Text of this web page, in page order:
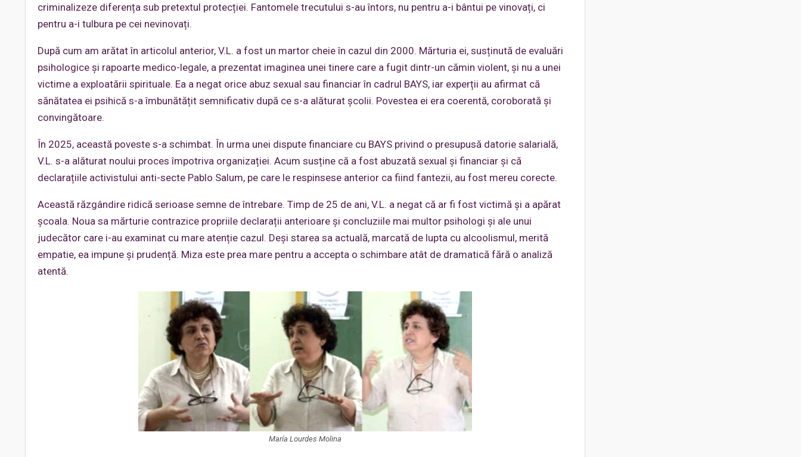
criminalizeze diferența sub pretextul protecției. Fantomele trecutului s-au întors, nu pentru a-i bântui pe vinovați, ci
pentru a-i tulbura pe cei nevinovați.
După cum am arătat în articolul anterior, V.L. a fost un martor cheie în cazul din 2000. Mărturia ei, susținută de evaluări
psihologice și rapoarte medico-legale, a prezentat imaginea unei tinere care a fugit dintr-un cămin violent, și nu a unei
victime a exploatării spirituale. Ea a negat orice abuz sexual sau financiar în cadrul BAYS, iar experții au afirmat că
sănătatea ei psihică s-a îmbunătățit semnificativ după ce s-a alăturat școlii. Povestea ei era coerentă, coroborată și
convingătoare.
În 2025, această poveste s-a schimbat. În urma unei dispute financiare cu BAYS privind o presupusă datorie salarială,
V.L. s-a alăturat noului proces împotriva organizației. Acum susține că a fost abuzată sexual și financiar și că
declarațiile activistului anti-secte Pablo Salum, pe care le respinsese anterior ca fiind fantezii, au fost mereu corecte.
Această răzgândire ridică serioase semne de întrebare. Timp de 25 de ani, V.L. a negat că ar fi fost victimă și a apărat
școala. Noua sa mărturie contrazice propriile declarații anterioare și concluziile mai multor psihologi și ale unui
judecător care i-au examinat cu mare atenție cazul. Deși starea sa actuală, marcată de lupta cu alcoolismul, merită
empatie, ea impune și prudență. Miza este prea mare pentru a accepta o schimbare atât de dramatică fără o analiză
atentă.
María Lourdes Molina